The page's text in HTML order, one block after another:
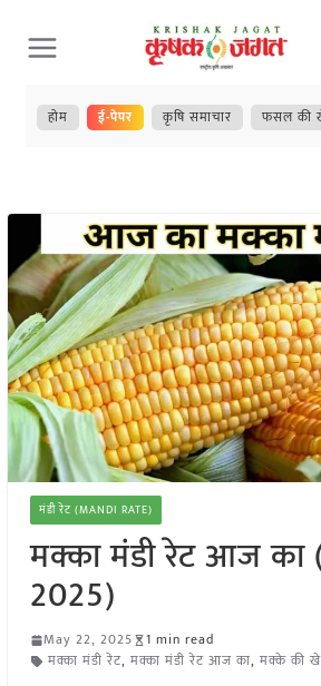
Skip
to
content
होम ई-पेपर कृषि समाचार फसल की
मंडी रेट (MANDI RATE)
मक्का मंडी रेट आज का
2025)
May 22, 2025
1 min read
मक्का मंडी रेट, मक्का मंडी रेट आज का, मक्के की